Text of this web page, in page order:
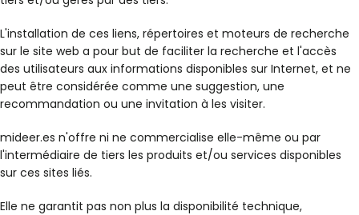
L'installation de ces liens, répertoires et moteurs de recherche
sur le site web a pour but de faciliter la recherche et l'accès
des utilisateurs aux informations disponibles sur Internet, et ne
peut être considérée comme une suggestion, une
recommandation ou une invitation à les visiter.
mideer.es n'offre ni ne commercialise elle-même ou par
l'intermédiaire de tiers les produits et/ou services disponibles
sur ces sites liés.
Elle ne garantit pas non plus la disponibilité technique,